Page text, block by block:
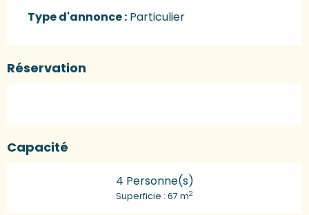
Type d'annonce : Particulier
Réservation
Capacité
4 Personne(s)
Superficie : 67 m2